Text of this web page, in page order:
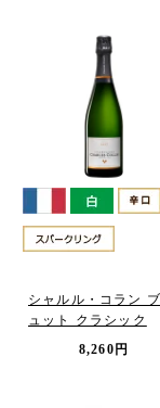
シャルル・コラン ブ
ュット クラシック
8,260円